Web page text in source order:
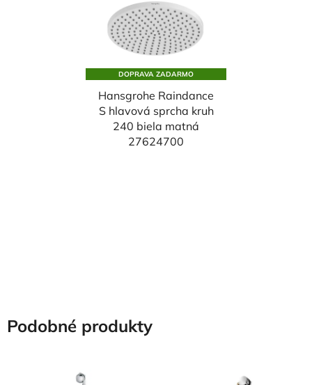
DOPRAVA ZADARMO
Hansgrohe Raindance
S hlavová sprcha kruh
240 biela matná
27624700
Podobné produkty